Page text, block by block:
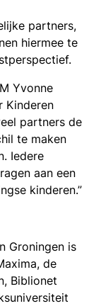
partners,
hiermee te
Yvonne
Kinderen
partners de
te maken
Iedere
aan een
kinderen.”
Groningen is
de
Biblionet